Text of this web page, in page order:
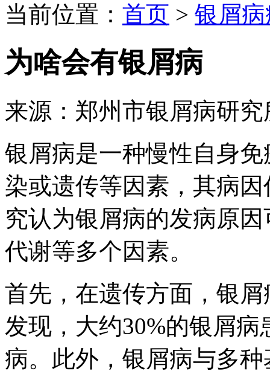
当前位置： 首页 > 银屑
为啥会有银屑病
来源：郑州市银屑病研
银屑病是一种慢性自身
染或遗传等因素，其病
究认为银屑病的发病原
代谢等多个因素。
首先，在遗传方面，银
发现，大约30%的银屑
病。此外，银屑病与多